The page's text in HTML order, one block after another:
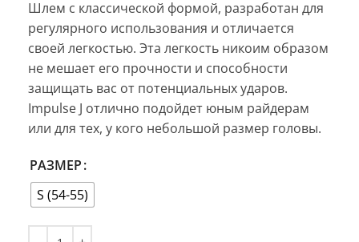
Шлем с классической формой, разработан для
регулярного использования и отличается
своей легкостью. Эта легкость никоим образом
не мешает его прочности и способности
защищать вас от потенциальных ударов.
Impulse J отлично подойдет юным райдерам
или для тех, у кого небольшой размер головы.
РАЗМЕР
S (54-55)